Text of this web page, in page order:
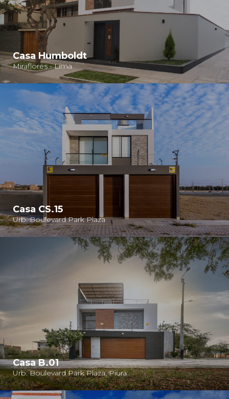
Casa Humboldt
​Miraflores - Lima
Casa CS.15
Urb. Boulevard Park Plaza
Casa B.01
Urb. Boulevard Park Plaza, Piura